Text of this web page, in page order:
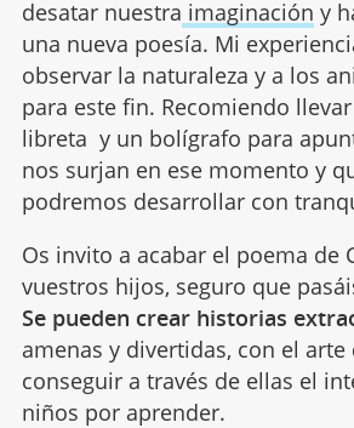
desatar nuestra imaginación y
una nueva poesía. Mi
observar la naturaleza y a los
para este fin. Recomiendo
libreta y un bolígrafo para
nos surjan en ese momento y
podremos desarrollar con
Os invito a acabar el poema de
vuestros hijos, seguro que
Se pueden crear historias
amenas y divertidas, con el
conseguir a través de ellas el
niños por aprender.